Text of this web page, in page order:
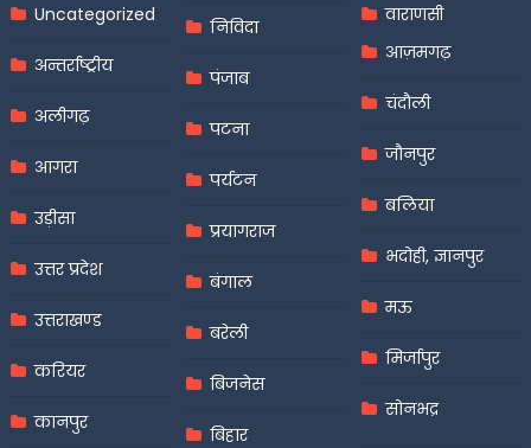
Uncategorized
अन्तर्राष्ट्रीय
अलीगढ़
आगरा
उड़ीसा
उत्तर प्रदेश
उत्तराखण्ड
करियर
कानपुर
निविदा
पंजाब
पटना
पर्यटन
प्रयागराज
बंगाल
बरेली
बिजनेस
बिहार
वाराणसी
आज़मगढ़
चंदौली
जौनपुर
बलिया
भदोही, ज्ञानपुर
मऊ
मिर्जापुर
सोनभद्र